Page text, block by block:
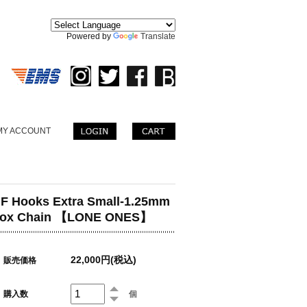
Powered by Translate
ACCOUNT
Hooks Extra Small-1.25mm
Chain 【LONE ONES】
販売価格 22,000円(税込)
購入数 個